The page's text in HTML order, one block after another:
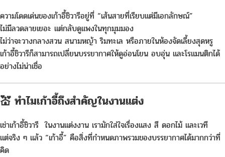
ความโดดเด่นของเก้าอี้ชิวารีอยู่ที่ “เส้นสายที่เรียบแต่มีเอกลักษณ์”
ไม่มีลวดลายเยอะ แต่กลับดูแพงในทุกมุมมอง
ไม่ว่าจะวางกลางสวน สนามหญ้า ริมทะเล หรือภายในห้องจัดเลี้ยงสุดหรู
เก้าอี้ชิวารีก็สามารถเปลี่ยนบรรยากาศให้ดูอ่อนโยน อบอุ่น และโรแมนติกได้
อย่างไม่น่าเชื่อ
💒 ทำไมเก้าอี้ถึงสำคัญในงานแต่ง
เช่าเก้าอี้ชิวารี ในงานแต่งงาน เรามักใส่ใจเรื่องแสง สี ดอกไม้ และเวที
แต่จริง ๆ แล้ว “เก้าอี้” คือสิ่งที่กำหนดภาพรวมของบรรยากาศได้มากกว่าที่
คิด